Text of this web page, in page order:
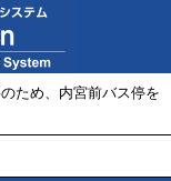
ため、内宮前バス停を